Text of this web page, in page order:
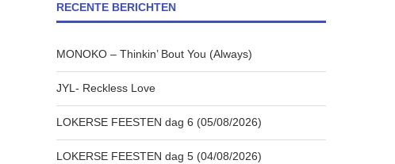
RECENTE BERICHTEN
MONOKO – Thinkin’ Bout You (Always)
JYL- Reckless Love
LOKERSE FEESTEN dag 6 (05/08/2026)
LOKERSE FEESTEN dag 5 (04/08/2026)